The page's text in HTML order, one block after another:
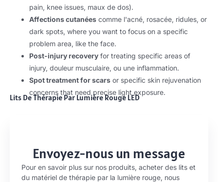
pain, knee issues, maux de dos).
Affections cutanées comme l'acné, rosacée, ridules, or
dark spots, where you want to focus on a specific
problem area, like the face.
Post-injury recovery for treating specific areas of
injury, douleur musculaire, ou une inflammation.
Spot treatment for scars or specific skin rejuvenation
concerns that need precise light exposure.
Lits De Thérapie Par Lumière Rouge LED
Envoyez-nous un message
Pour en savoir plus sur nos produits, acheter des lits et
du matériel de thérapie par la lumière rouge, nous